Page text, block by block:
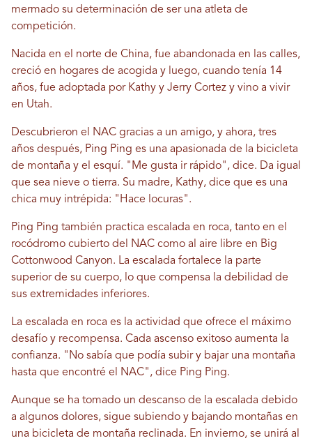
mermado su determinación de ser una atleta de
competición.
Nacida en el norte de China, fue abandonada en las calles,
creció en hogares de acogida y luego, cuando tenía 14
años, fue adoptada por Kathy y Jerry Cortez y vino a vivir
en Utah.
Descubrieron el NAC gracias a un amigo, y ahora, tres
años después, Ping Ping es una apasionada de la bicicleta
de montaña y el esquí. "Me gusta ir rápido", dice. Da igual
que sea nieve o tierra. Su madre, Kathy, dice que es una
chica muy intrépida: "Hace locuras".
Ping Ping también practica escalada en roca, tanto en el
rocódromo cubierto del NAC como al aire libre en Big
Cottonwood Canyon. La escalada fortalece la parte
superior de su cuerpo, lo que compensa la debilidad de
sus extremidades inferiores.
La escalada en roca es la actividad que ofrece el máximo
desafío y recompensa. Cada ascenso exitoso aumenta la
confianza. "No sabía que podía subir y bajar una montaña
hasta que encontré el NAC", dice Ping Ping.
Aunque se ha tomado un descanso de la escalada debido
a algunos dolores, sigue subiendo y bajando montañas en
una bicicleta de montaña reclinada. En invierno, se unirá al